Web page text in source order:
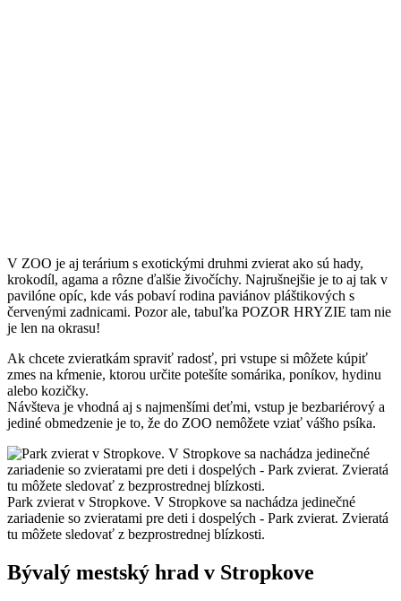
V ZOO je aj terárium s exotickými druhmi zvierat ako sú hady,
krokodíl, agama a rôzne ďalšie živočíchy. Najrušnejšie je to aj tak v
pavilóne opíc, kde vás pobaví rodina paviánov pláštikových s
červenými zadnicami. Pozor ale, tabuľka POZOR HRYZIE tam nie
je len na okrasu!
Ak chcete zvieratkám spraviť radosť, pri vstupe si môžete kúpiť
zmes na kŕmenie, ktorou určite potešíte somárika, poníkov, hydinu
alebo kozičky.
Návšteva je vhodná aj s najmenšími deťmi, vstup je bezbariérový a
jediné obmedzenie je to, že do ZOO nemôžete vziať vášho psíka.
Park zvierat v Stropkove. V Stropkove sa nachádza jedinečné
zariadenie so zvieratami pre deti i dospelých - Park zvierat. Zvieratá
tu môžete sledovať z bezprostrednej blízkosti.
Bývalý mestský hrad v Stropkove